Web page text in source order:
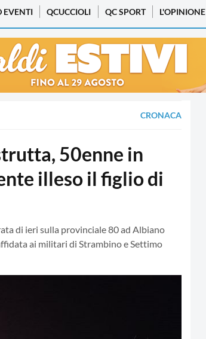
EVENTI QCUCCIOLI QC SPORT L'OPINIONE
CRONACA
50enne in
illeso il figlio di
di ieri sulla provinciale 80 ad Albiano
ai militari di Strambino e Settimo